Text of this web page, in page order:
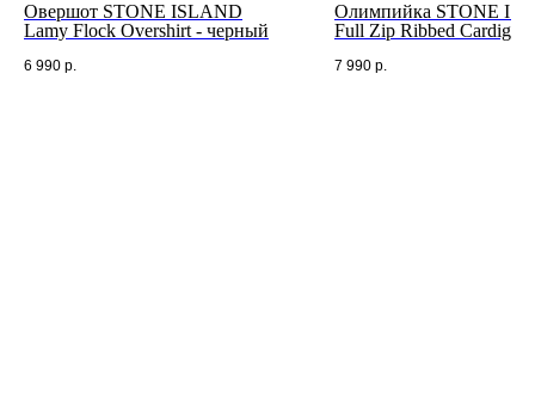
Овершот STONE ISLAND
Lamy Flock Overshirt - черный
6 990 р.
Олимпийка STONE
Full Zip Ribbed Cardigan
7 990 р.